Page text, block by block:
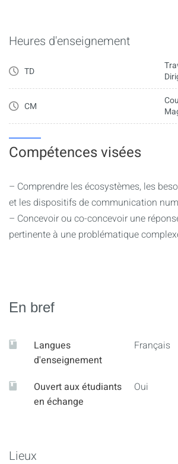
Heures d'enseignement
TD
CM
Compétences visées
– Comprendre les écosystèmes, les
et les dispositifs de communication
– Concevoir ou co-concevoir une
pertinente à une problématique
En bref
Langues
d'enseignement
Français
Ouvert aux étudiants
en échange
Oui
Lieux